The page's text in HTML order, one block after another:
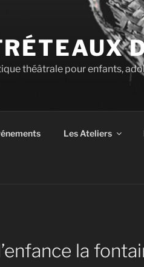
théâtrale pour enfants,
Les Ateliers
la